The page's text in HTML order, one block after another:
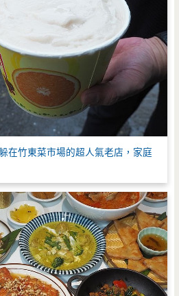
在竹東菜市場的超人氣老店，家庭